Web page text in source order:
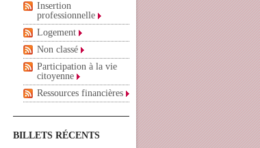
Insertion
professionnelle
Logement
Non classé
Participation à la vie
citoyenne
Ressources financières
BILLETS RÉCENTS